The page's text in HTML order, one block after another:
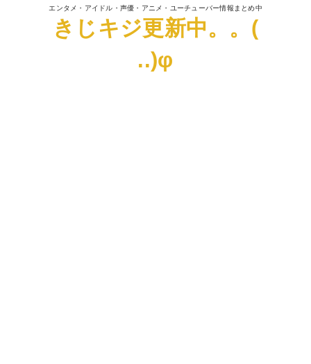
エンタメ・アイドル・声優・アニメ・ユーチューバー情報まとめ中
きじキジ更新中。。(
..)φ